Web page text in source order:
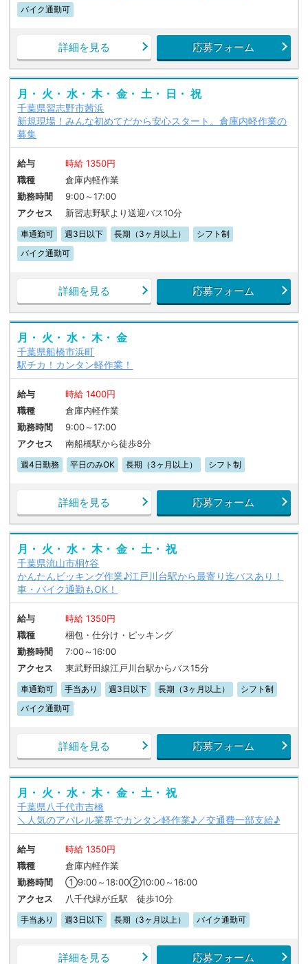
バイク通勤可
詳細を見る 応募フォーム
月・ 火・ 水・ 木・ 金・ 土・ 日・ 祝
千葉県習志野市茜浜
新規現場！みんな初めてだから安心スタート。倉庫内軽作業の
募集
給与
時給 1350円
職種
倉庫内軽作業
勤務時間
9:00～17:00
アクセス
新習志野駅より送迎バス10分
車通勤可 週3日以下 長期（3ヶ月以上）
シフト制
バイク通勤可
詳細を見る 応募フォーム
月・ 火・ 水・ 木・ 金
千葉県船橋市浜町
駅チカ！カンタン軽作業！
給与
時給 1400円
職種
倉庫内軽作業
勤務時間
9:00～17:00
アクセス
南船橋駅から徒歩8分
週4日勤務 平日のみOK 長期（3ヶ月以上） シフト制
詳細を見る 応募フォーム
月・ 火・ 水・ 木・ 金・ 土・ 祝
千葉県流山市桐ｹ谷
かんたんピッキング作業♪江戸川台駅から最寄り迄バスあり！
車・バイク通勤もOK！
給与
時給 1350円
職種
梱包・仕分け・ピッキング
勤務時間
7:00～16:00
アクセス
東武野田線江戸川台駅からバス15分
車通勤可 手当あり 週3日以下 長期（3ヶ月以上）
シフト制
バイク通勤可
詳細を見る 応募フォーム
月・ 火・ 水・ 木・ 金・ 土・ 祝
千葉県八千代市吉橋
＼人気のアパレル業界でカンタン軽作業♪／交通費一部支給♪
給与
時給 1350円
職種
倉庫内軽作業
勤務時間
①9:00～18:00②10:00～16:00
アクセス
八千代緑が丘駅 徒歩10分
手当あり 週3日以下 長期（3ヶ月以上） バイク通勤可
詳細を見る 応募フォーム